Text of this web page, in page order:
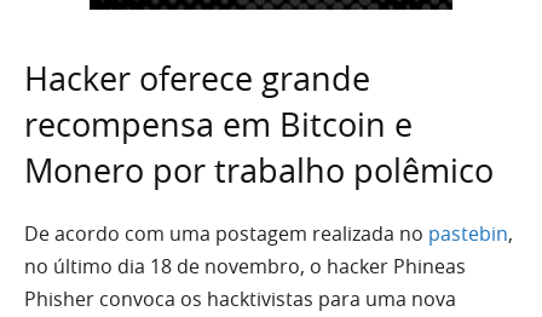
Hacker oferece grande
recompensa em Bitcoin e
Monero por trabalho polêmico
De acordo com uma postagem realizada no pastebin,
no último dia 18 de novembro, o hacker Phineas
Phisher convoca os hacktivistas para uma nova